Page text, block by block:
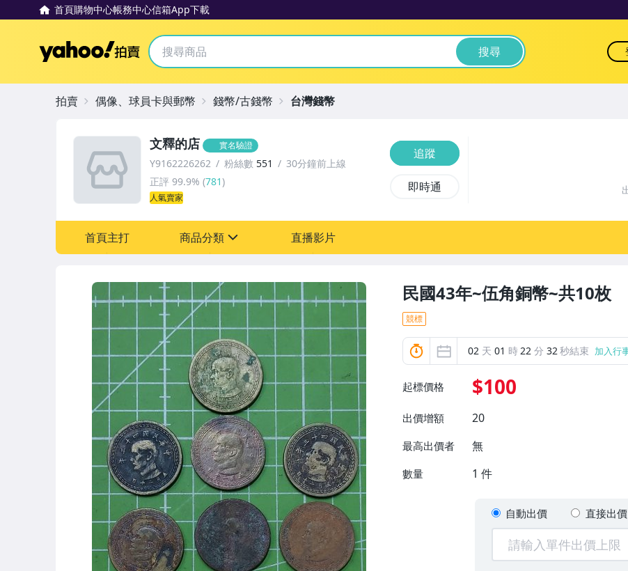
首頁購物中心帳務中心信箱App下載
Yahoo拍賣 搜尋
民國43年~伍角銅幣~共10枚
競標
02 天 01 時22 分 30秒結束 加入行
起標價格 $100
出價增額 20
最高出價者 無
數量 1 件
自動出價 直接出價
文釋的店 實名驗證
Y9162226262 粉絲數 551
30分鐘前上線
正評 99.9% (781)
人氣賣家
追蹤
即時通
首頁主打 商品分類
偶像、球員卡與郵幣
直播影片
拍賣 偶像、球員卡與郵幣 錢幣/古錢幣 台灣錢幣